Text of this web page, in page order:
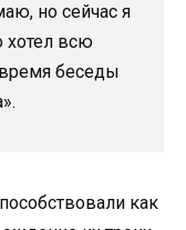
но сейчас я
хотел всю
беседы
как